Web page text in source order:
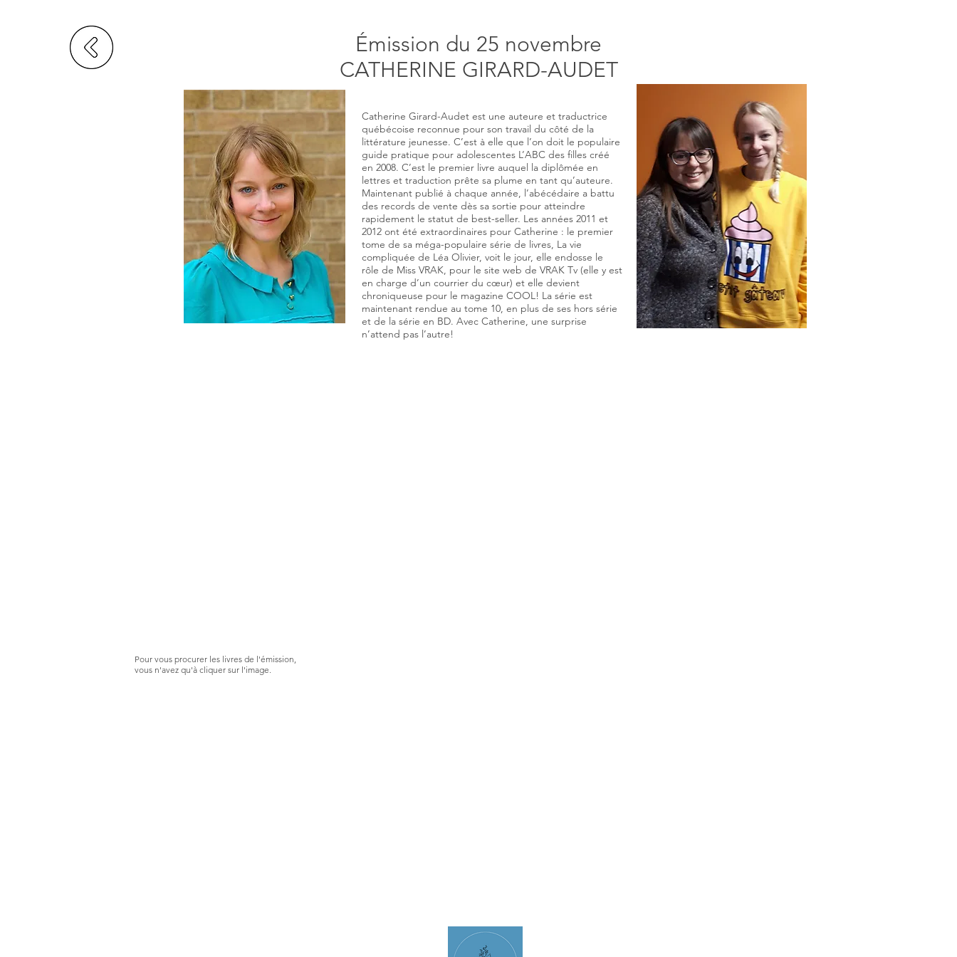
Émission du 25 novembre
CATHERINE GIRARD-AUDET
Catherine Girard-Audet est une auteure et traductrice
québécoise reconnue pour son travail du côté de la
littérature jeunesse. C’est à elle que l’on doit le populaire
guide pratique pour adolescentes L’ABC des filles créé
en 2008. C’est le premier livre auquel la diplômée en
lettres et traduction prête sa plume en tant qu’auteure.
Maintenant publié à chaque année, l’abécédaire a battu
des records de vente dès sa sortie pour atteindre
rapidement le statut de best-seller. Les années 2011 et
2012 ont été extraordinaires pour Catherine : le premier
tome de sa méga-populaire série de livres, La vie
compliquée de Léa Olivier, voit le jour, elle endosse le
rôle de Miss VRAK, pour le site web de VRAK Tv (elle y est
en charge d’un courrier du cœur) et elle devient
chroniqueuse pour le magazine COOL! La série est
maintenant rendue au tome 10, en plus de ses hors série
et de la série en BD. Avec Catherine, une surprise
n’attend pas l’autre!
Pour vous procurer les livres de l'émission,
vous n'avez qu'à cliquer sur l'image.